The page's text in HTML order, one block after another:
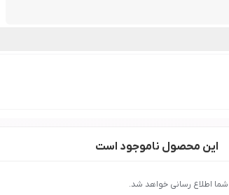
این محصول ناموجود است
اطلاع رسانی خواهد شد.